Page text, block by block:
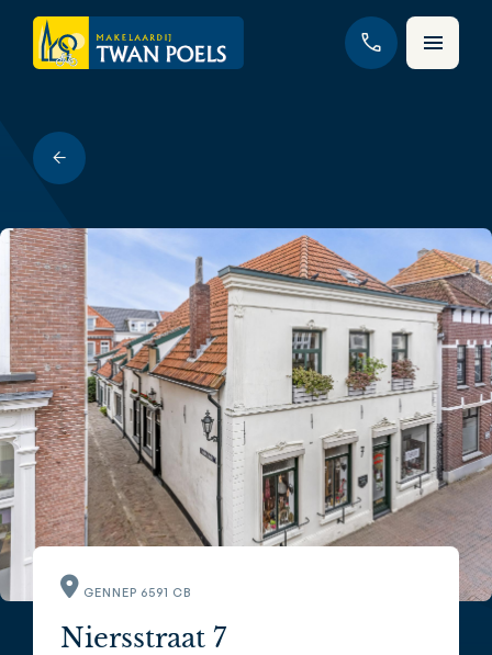
GENNEP 6591 CB
Niersstraat 7